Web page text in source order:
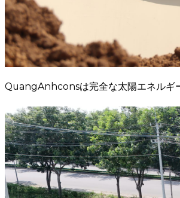
QuangAnhconsは完全な太陽エネルギ